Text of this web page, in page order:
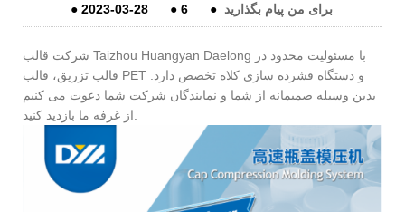
●2023-03-28 ●6 ● برای من پیام بگذارید
شرکت قالب Taizhou Huangyan Daelong با مسئولیت محدود در
قالب تزریق، قالب PET و دستگاه فشرده سازی کلاه تخصص دارد.
بدین وسیله صمیمانه از شما و نمایندگان شرکت شما دعوت می کنیم